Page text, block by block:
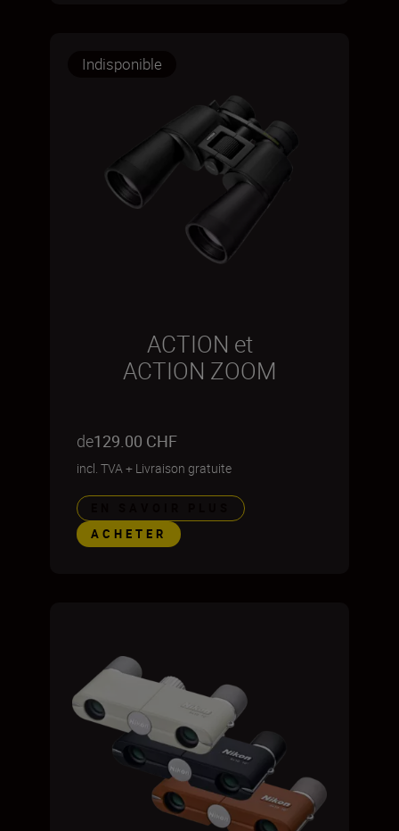
Indisponible
ACTION et
ACTION ZOOM
de129.00 CHF
incl. TVA+ Livraison gratuite
ACHETER